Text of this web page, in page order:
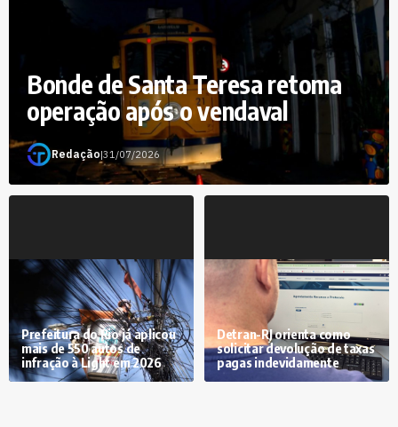
Bonde de Santa Teresa retoma
operação após o vendaval
Redação|31/07/2026
Prefeitura do Rio já aplicou
mais de 550 autos de
infração à Light em 2026
Detran-RJ orienta como
solicitar devolução de taxas
pagas indevidamente